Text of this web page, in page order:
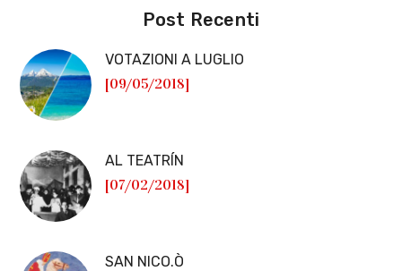
Post Recenti
VOTAZIONI A LUGLIO
[09/05/2018]
AL TEATRÍN
[07/02/2018]
SAN NICO.Ò